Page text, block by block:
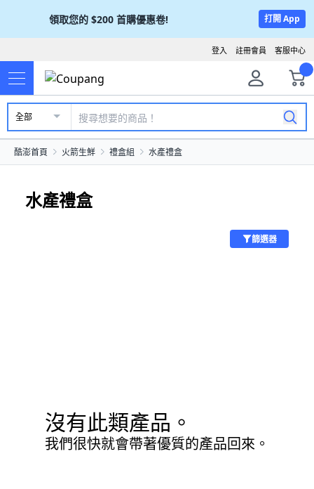
領取您的 $200 首購優惠卷! 打開 App
客服中心
註冊會員
登入
全部
酷澎首頁 火箭生鮮 禮盒組 水產禮盒
水產禮盒
篩選器
沒有此類產品。
我們很快就會帶著優質的產品回來。